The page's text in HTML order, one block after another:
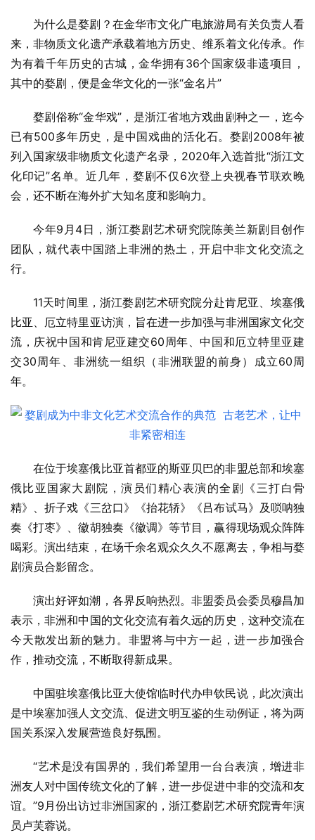
为什么是婺剧？在金华市文化广电旅游局有关负责人看
来，非物质文化遗产承载着地方历史、维系着文化传承。作
为有着千年历史的古城，金华拥有36个国家级非遗项目，
其中的婺剧，便是金华文化的一张“金名片”
婺剧俗称“金华戏”，是浙江省地方戏曲剧种之一，迄今
已有500多年历史，是中国戏曲的活化石。婺剧2008年被
列入国家级非物质文化遗产名录，2020年入选首批“浙江文
化印记”名单。近几年，婺剧不仅6次登上央视春节联欢晚
会，还不断在海外扩大知名度和影响力。
今年9月4日，浙江婺剧艺术研究院陈美兰新剧目创作
团队，就代表中国踏上非洲的热土，开启中非文化交流之
行。
11天时间里，浙江婺剧艺术研究院分赴肯尼亚、埃塞俄
比亚、厄立特里亚访演，旨在进一步加强与非洲国家文化交
流，庆祝中国和肯尼亚建交60周年、中国和厄立特里亚建
交30周年、非洲统一组织（非洲联盟的前身）成立60周
年。
在位于埃塞俄比亚首都亚的斯亚贝巴的非盟总部和埃塞
俄比亚国家大剧院，演员们精心表演的全剧《三打白骨
精》、折子戏《三岔口》《抬花轿》《吕布试马》及唢呐独
奏《打枣》、徽胡独奏《徽调》等节目，赢得现场观众阵阵
喝彩。演出结束，在场千余名观众久久不愿离去，争相与婺
剧演员合影留念。
演出好评如潮，各界反响热烈。非盟委员会委员穆昌加
表示，非洲和中国的文化交流有着久远的历史，这种交流在
今天散发出新的魅力。非盟将与中方一起，进一步加强合
作，推动交流，不断取得新成果。
中国驻埃塞俄比亚大使馆临时代办申钦民说，此次演出
是中埃塞加强人文交流、促进文明互鉴的生动例证，将为两
国关系深入发展营造良好氛围。
“艺术是没有国界的，我们希望用一台台表演，增进非
洲友人对中国传统文化的了解，进一步促进中非的交流和友
谊。”9月份出访过非洲国家的，浙江婺剧艺术研究院青年演
员卢芙蓉说。